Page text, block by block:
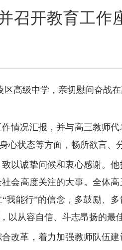
召开教育工作
高级中学，亲切慰问奋战
情况汇报，并与高三教师
状态等方面，畅所欲言、
以诚挚问候和衷心感谢。他
会高度关注的大事。全体高
能行”的信念，多鼓励、
从容自信、斗志昂扬的最
改革，着力加强教师队伍